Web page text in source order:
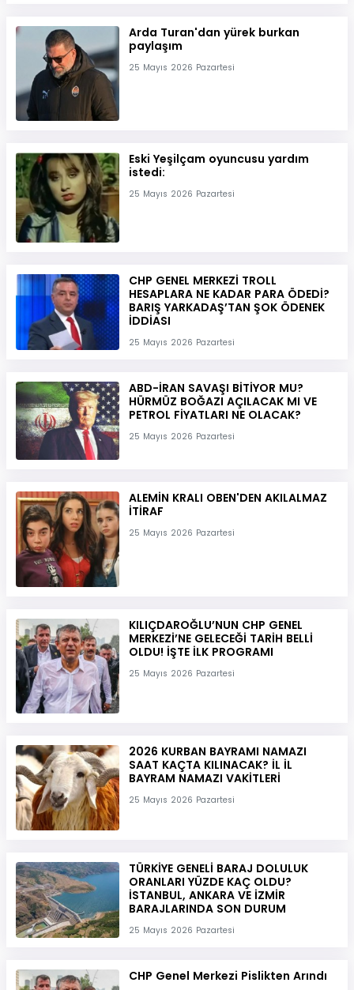
Arda Turan'dan yürek burkan
paylaşım
25 Mayıs 2026 Pazartesi
Eski Yeşilçam oyuncusu yardım
istedi:
25 Mayıs 2026 Pazartesi
CHP GENEL MERKEZİ TROLL
HESAPLARA NE KADAR PARA ÖDEDİ?
BARIŞ YARKADAŞ’TAN ŞOK ÖDENEK
İDDİASI
25 Mayıs 2026 Pazartesi
ABD-İRAN SAVAŞI BİTİYOR MU?
HÜRMÜZ BOĞAZI AÇILACAK MI VE
PETROL FİYATLARI NE OLACAK?
25 Mayıs 2026 Pazartesi
ALEMİN KRALI OBEN'DEN AKILALMAZ
İTİRAF
25 Mayıs 2026 Pazartesi
KILIÇDAROĞLU’NUN CHP GENEL
MERKEZİ’NE GELECEĞİ TARİH BELLİ
OLDU! İŞTE İLK PROGRAMI
25 Mayıs 2026 Pazartesi
2026 KURBAN BAYRAMI NAMAZI
SAAT KAÇTA KILINACAK? İL İL
BAYRAM NAMAZI VAKİTLERİ
25 Mayıs 2026 Pazartesi
TÜRKİYE GENELİ BARAJ DOLULUK
ORANLARI YÜZDE KAÇ OLDU?
İSTANBUL, ANKARA VE İZMİR
BARAJLARINDA SON DURUM
25 Mayıs 2026 Pazartesi
CHP Genel Merkezi Pislikten Arındı